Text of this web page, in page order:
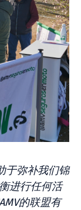
于弥补我们锦
进行任何活
的联盟有